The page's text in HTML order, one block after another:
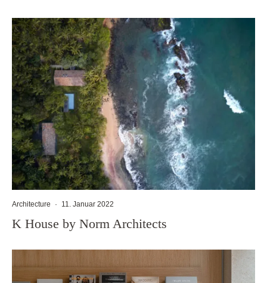
Architecture · 11. Januar 2022
K House by Norm Architects